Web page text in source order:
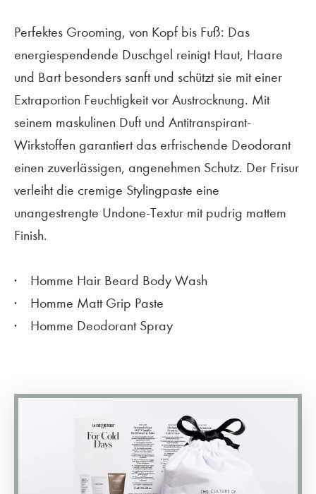
Perfektes Grooming, von Kopf bis Fuß: Das
energiespendende Duschgel reinigt Haut, Haare
und Bart besonders sanft und schützt sie mit einer
Extraportion Feuchtigkeit vor Austrocknung. Mit
seinem maskulinen Duft und Antitranspirant-
Wirkstoffen garantiert das erfrischende Deodorant
einen zuverlässigen, angenehmen Schutz. Der Frisur
verleiht die cremige Stylingpaste eine
unangestrengte Undone-Textur mit pudrig mattem
Finish.
Homme Hair Beard Body Wash
Homme Matt Grip Paste
Homme Deodorant Spray